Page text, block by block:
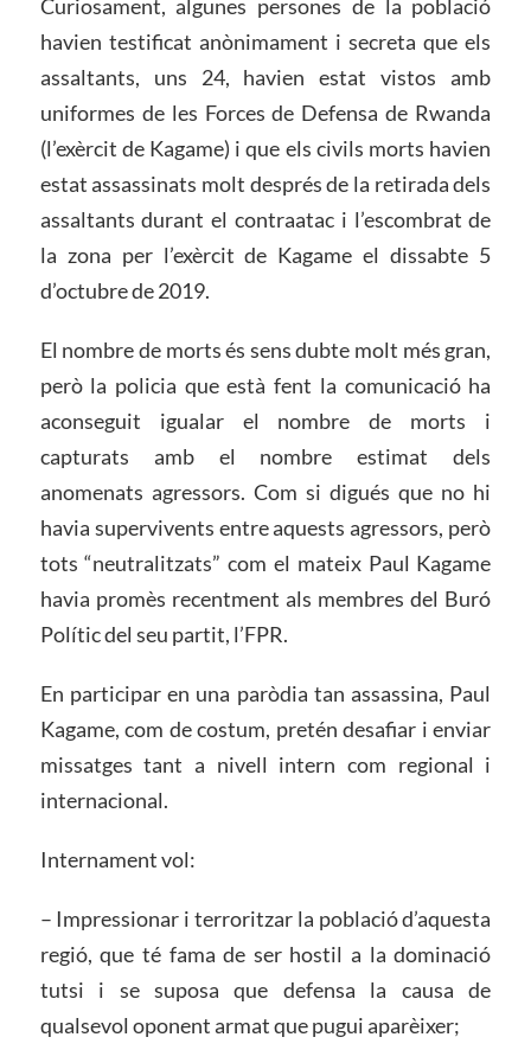
Curiosament, algunes persones de la població
havien testificat anònimament i secreta que els
assaltants, uns 24, havien estat vistos amb
uniformes de les Forces de Defensa de Rwanda
(l’exèrcit de Kagame) i que els civils morts havien
estat assassinats molt després de la retirada dels
assaltants durant el contraatac i l’escombrat de
la zona per l’exèrcit de Kagame el dissabte 5
d’octubre de 2019.
El nombre de morts és sens dubte molt més gran,
però la policia que està fent la comunicació ha
aconseguit igualar el nombre de morts i
capturats amb el nombre estimat dels
anomenats agressors. Com si digués que no hi
havia supervivents entre aquests agressors, però
tots “neutralitzats” com el mateix Paul Kagame
havia promès recentment als membres del Buró
Polític del seu partit, l’FPR.
En participar en una paròdia tan assassina, Paul
Kagame, com de costum, pretén desafiar i enviar
missatges tant a nivell intern com regional i
internacional.
Internament vol:
– Impressionar i terroritzar la població d’aquesta
regió, que té fama de ser hostil a la dominació
tutsi i se suposa que defensa la causa de
qualsevol oponent armat que pugui aparèixer;